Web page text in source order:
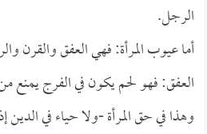
الرجل.
أما عيوب المرأة: فهي العفق والقرن
العفق: فهو لحم يكون في الفرج يمنع
وهذا في حق المرأة -ولا حياء في الدين